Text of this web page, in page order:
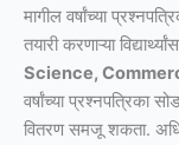
मागील वर्षांच्या
तयारी करणाऱ्या
Science,
वर्षांच्या प्रश्नपत्रिका
वितरण समजू शकता.